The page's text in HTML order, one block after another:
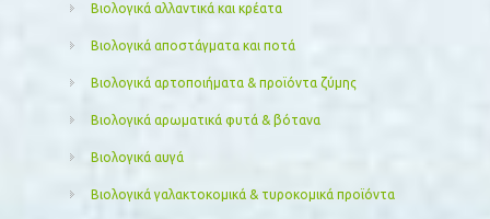
Βιολογικά αλλαντικά και κρέατα
Βιολογικά αποστάγματα και ποτά
Βιολογικά αρτοποιήματα & προϊόντα ζύμης
Βιολογικά αρωματικά φυτά & βότανα
Βιολογικά αυγά
Βιολογικά γαλακτοκομικά & τυροκομικά προϊόντα